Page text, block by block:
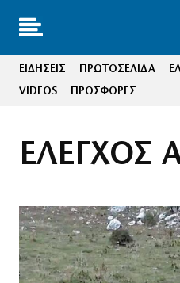
ΕΙΔΗΣΕΙΣ ΠΡΩΤΟΣΕΛΙΔΑ
VIDEOS
ΠΡΟΣΦΟΡΕΣ
ΕΛΕΓΧΟΣ